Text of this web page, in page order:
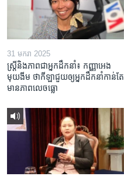
31 មករា 2025
ស្រ្តី​និង​ភាព​ជា​អ្នក​ដឹកនាំ៖ កញ្ញា​អេង
មុយងីម ថា​កីឡា​ជួយឲ្យ​អ្នកដឹកនាំ​កាន់តែ​
មាន​ភាព​លេចធ្លោ